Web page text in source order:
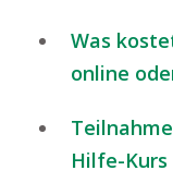
Was
online
Hilfe-Kurs